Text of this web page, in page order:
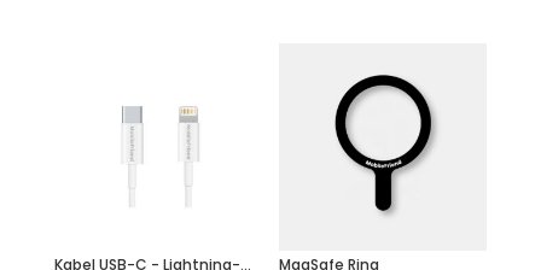
Kabel USB-C - Lightning- 2M MagSafe Ring